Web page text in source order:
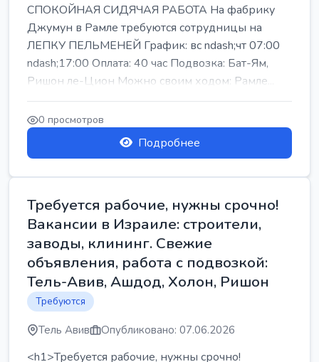
СПОКОЙНАЯ СИДЯЧАЯ РАБОТА На фабрику
Джумун в Рамле требуются сотрудницы на
ЛЕПКУ ПЕЛЬМЕНЕЙ График: вс ndash;чт 07:00
ndash;17:00 Оплата: 40 час Подвозка: Бат-Ям,
Ришон ле-Цион Можно своим ходом: Рамле...
0 просмотров
Подробнее
Требуется рабочие, нужны срочно!
Вакансии в Израиле: строители,
заводы, клининг. Свежие
объявления, работа с подвозкой:
Тель-Авив, Ашдод, Холон, Ришон
Требуются
Тель Авив Опубликовано: 07.06.2026
<h1>Требуется рабочие, нужны срочно!